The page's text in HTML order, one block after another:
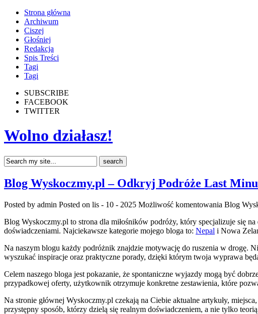
Strona główna
Archiwum
Ciszej
Głośniej
Redakcja
Spis Treści
Tagi
Tagi
SUBSCRIBE
FACEBOOK
TWITTER
Wolno działasz!
Blog Wyskoczmy.pl – Odkryj Podróże Last
Posted by admin Posted on lis - 10 - 2025 Możliwość komentowania Blog
Blog Wyskoczmy.pl to strona dla miłośników podróży, który specjalizuje się
doświadczeniami. Najciekawsze kategorie mojego bloga to: Nepal i Nowa
Na naszym blogu każdy podróżnik znajdzie motywację do ruszenia w drogę.
wyszukać inspiracje oraz praktyczne porady, dzięki którym twoja wyprawa
Celem naszego bloga jest pokazanie, że spontaniczne wyjazdy mogą być
przypadkowej oferty, użytkownik otrzymuje konkretne zestawienia, które
Na stronie głównej Wyskoczmy.pl czekają na Ciebie aktualne artykuły,
przystępny sposób, którzy dzielą się realnym doświadczeniem, a nie tylko